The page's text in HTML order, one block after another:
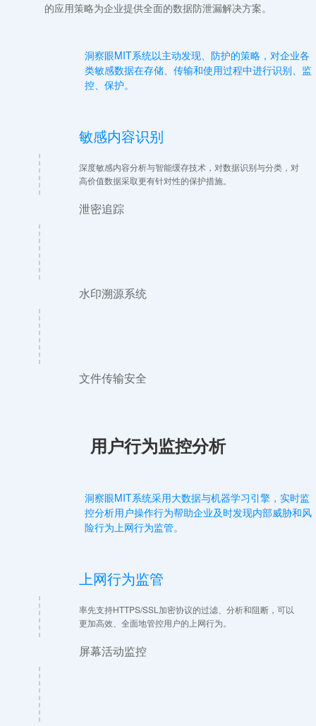
的应用策略为企业提供全面的数据防泄漏解决方案。
洞察眼MIT系统以主动发现、防护的策略，对企业各
类敏感数据在存储、传输和使用过程中进行识别、监
控、保护。
敏感内容识别
深度敏感内容分析与智能缓存技术，对数据识别与分类，对
高价值数据采取更有针对性的保护措施。
泄密追踪
水印溯源系统
文件传输安全
用户行为监控分析
洞察眼MIT系统采用大数据与机器学习引擎，实时监
控分析用户操作行为帮助企业及时发现内部威胁和风
险行为上网行为监管。
上网行为监管
率先支持HTTPS/SSL加密协议的过滤、分析和阻断，可以
更加高效、全面地管控用户的上网行为。
屏幕活动监控